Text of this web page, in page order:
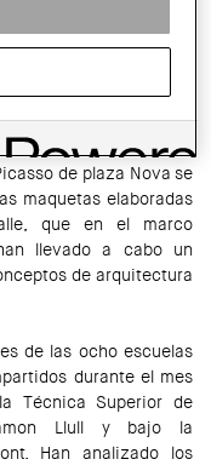
de plaza Nova se
maquetas elaboradas
que en el marco
llevado a cabo un
de arquitectura
de las ocho escuelas
durante el mes
Técnica Superior de
Llull y bajo la
Han analizado los